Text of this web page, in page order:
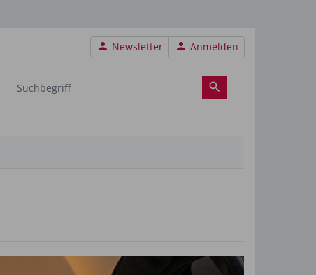
Benutzermenü
Newsletter Anmelden